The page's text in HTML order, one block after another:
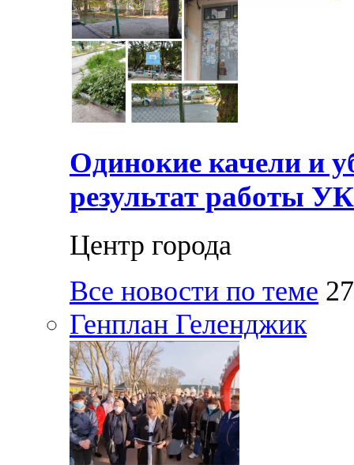
Одинокие качели и
результат работы
Центр города
Все новости по теме
Генплан Геленджик